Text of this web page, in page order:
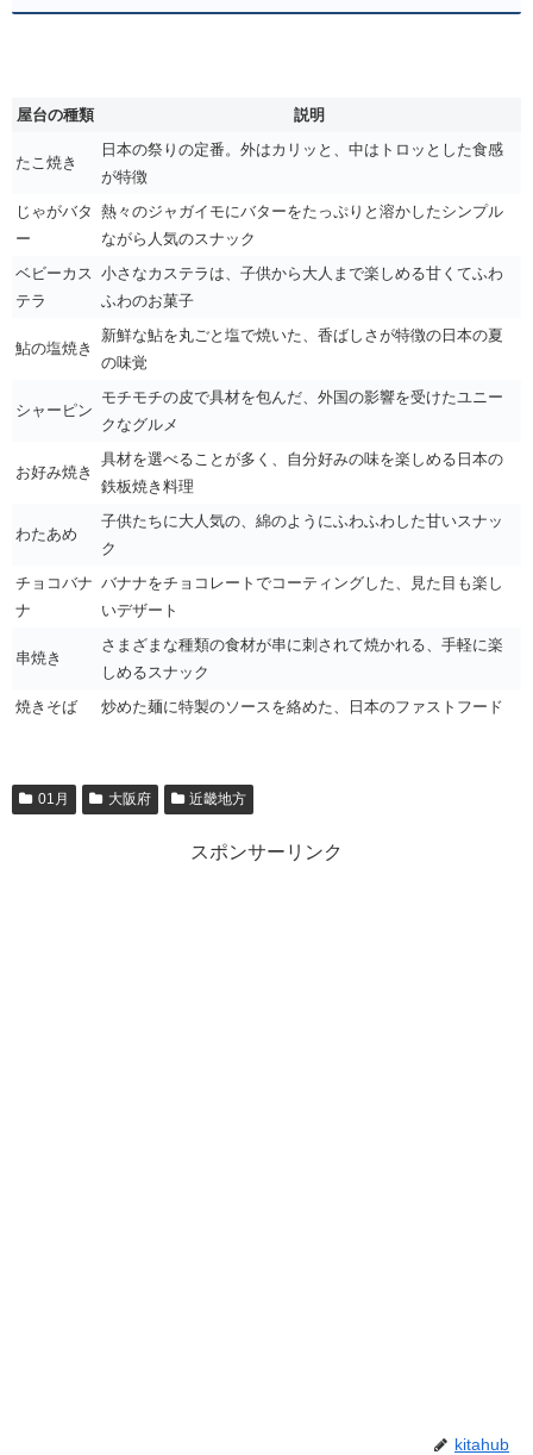
屋台の種類 説明
たこ焼き
日本の祭りの定番。外はカリッと、中はトロッとした食感
が特徴
じゃがバタ
ー
熱々のジャガイモにバターをたっぷりと溶かしたシンプル
ながら人気のスナック
ベビーカス
テラ
小さなカステラは、子供から大人まで楽しめる甘くてふわ
ふわのお菓子
鮎の塩焼き
新鮮な鮎を丸ごと塩で焼いた、香ばしさが特徴の日本の夏
の味覚
シャーピン
モチモチの皮で具材を包んだ、外国の影響を受けたユニー
クなグルメ
お好み焼き
具材を選べることが多く、自分好みの味を楽しめる日本の
鉄板焼き料理
わたあめ
子供たちに大人気の、綿のようにふわふわした甘いスナッ
ク
チョコバナ
ナ
バナナをチョコレートでコーティングした、見た目も楽し
いデザート
串焼き
さまざまな種類の食材が串に刺されて焼かれる、手軽に楽
しめるスナック
焼きそば
炒めた麺に特製のソースを絡めた、日本のファストフード
01月 大阪府 近畿地方
スポンサーリンク
kitahub